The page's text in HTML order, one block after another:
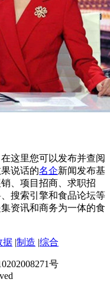
这里您可以发布并查阅
说话的名企新闻发布基
、项目招商、求职招
搜索引擎和食品论坛等
资讯和商务为一体的食
据 |制造 |综合
号